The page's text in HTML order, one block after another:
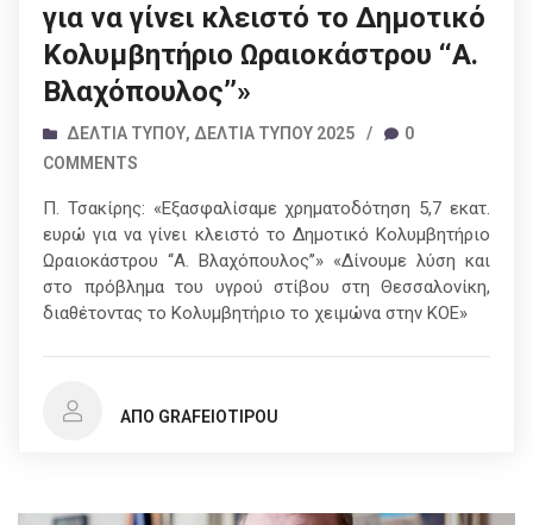
για να γίνει κλειστό το Δημοτικό
Κολυμβητήριο Ωραιοκάστρου ‘‘Α.
Βλαχόπουλος’’»
ΔΕΛΤΊΑ ΤΎΠΟΥ, ΔΕΛΤΊΑ ΤΎΠΟΥ 2025 /
0
COMMENTS
Π. Τσακίρης: «Εξασφαλίσαμε χρηματοδότηση 5,7 εκατ.
ευρώ για να γίνει κλειστό το Δημοτικό Κολυμβητήριο
Ωραιοκάστρου ‘‘Α. Βλαχόπουλος’’» «Δίνουμε λύση και
στο πρόβλημα του υγρού στίβου στη Θεσσαλονίκη,
διαθέτοντας το Κολυμβητήριο το χειμώνα στην ΚΟΕ»
ΑΠΌ GRAFEIOTIPOU